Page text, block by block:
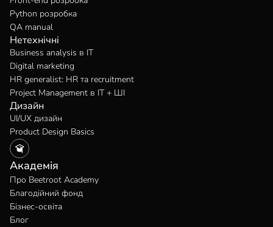
Python розробка
QA manual
Нетехнічні
Business analysis в IT
Digital marketing
HR generalist: HR та recruitment
Project Management в IT + ШІ
Дизайн
UI/UX дизайн
Product Design Basics
Академія
Про Beetroot Academy
Благодійний фонд
Бізнес-освіта
Блог